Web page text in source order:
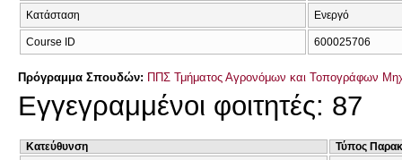
Κατάσταση Ενεργό
Course ID 600025706
Πρόγραμμα Σπουδών: ΠΠΣ Τμήματος Αγρονόμων και Τοπογράφων
Εγγεγραμμένοι φοιτητές: 87
Κατεύθυνση
Τύπος